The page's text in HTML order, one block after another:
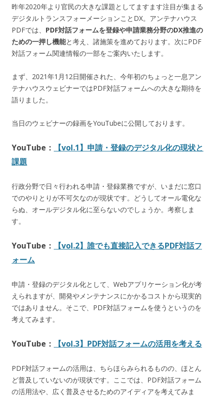
昨年2020年より官民の大きな課題としてますます注目が集まる
デジタルトランスフォーメーションことDX。アンテナハウス
PDFでは、 PDF対話フォームを登録や申請業務分野のDX推進の
ための一押し機能と考え、諸施策を進めております。次にPDF
対話フォーム関連情報の一部をご案内いたします。
まず、2021年1月12日開催された、今年初のちょっと一息アン
テナハウスウェビナーではPDF対話フォームへの大きな期待を
語りました。
当日のウェビナーの録画をYouTubeに公開しております。
YouTube：
【vol.1】申請・登録のデジタル化の現状と
課題
行政分野で日々行われる申請・登録業務ですが、いまだに窓口
でのやりとりが不可欠なのが現状です。どうしてオール電化な
らぬ、オールデジタル化に至らないのでしょうか。考察しま
す。
YouTube：
【vol.2】誰でも直接記入できるPDF対話フ
ォーム
申請・登録のデジタル化として、Webアプリケーション化が考
えられますが、開発やメンテナンスにかかるコストから現実的
ではありません。そこで、PDF対話フォームを使うというのを
考えてみます。
YouTube： 【vol.3】PDF対話フォームの活用を考える
PDF対話フォームの活用は、ちらほらみられるものの、ほとん
ど普及していないのが現状です。ここでは、PDF対話フォーム
の活用法や、広く普及させるためのアイディアを考えてみま